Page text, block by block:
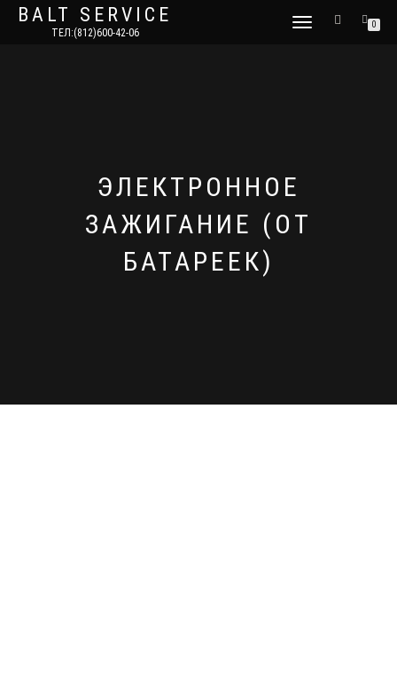
BALT SERVICE
ТЕЛ:(812)600-42-06
ПЕРЕКЛЮЧИТЬ
0
ЭЛЕКТРОННОЕ
ЗАЖИГАНИЕ (ОТ
БАТАРЕЕК)